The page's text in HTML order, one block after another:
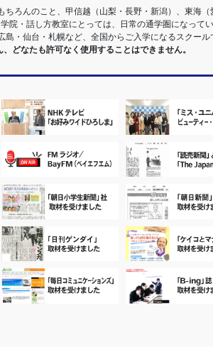
ろんのこと、甲信越（山梨・長野・新潟）、東海
・話し方教室にとっては、日常の通学圏になってい
・仙台・札幌など、全国からご入学になるスクール
どなたも許可なく使用することはできません。